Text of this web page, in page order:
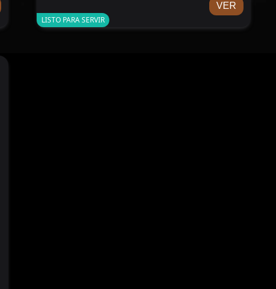
helado. Siempre lista para ofrecer un postre
VER
LISTO PARA SERVIR